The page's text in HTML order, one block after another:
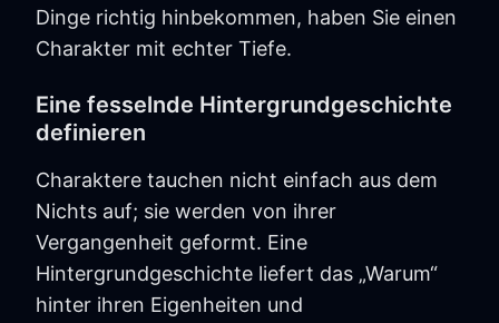
Dinge richtig hinbekommen, haben Sie einen
Charakter mit echter Tiefe.
Eine fesselnde Hintergrundgeschichte
definieren
Charaktere tauchen nicht einfach aus dem
Nichts auf; sie werden von ihrer
Vergangenheit geformt. Eine
Hintergrundgeschichte liefert das „Warum“
hinter ihren Eigenheiten und